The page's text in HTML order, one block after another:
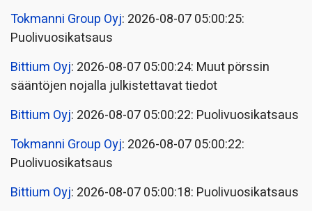
Tokmanni Group Oyj: 2026-08-07 05:00:25:
Puolivuosikatsaus
Bittium Oyj: 2026-08-07 05:00:24: Muut pörssin
sääntöjen nojalla julkistettavat tiedot
Bittium Oyj: 2026-08-07 05:00:22: Puolivuosikatsaus
Tokmanni Group Oyj: 2026-08-07 05:00:22:
Puolivuosikatsaus
Bittium Oyj: 2026-08-07 05:00:18: Puolivuosikatsaus